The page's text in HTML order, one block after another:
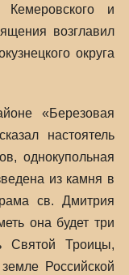
Кемеровского и
возглавил
округа
«Березовая
настоятель
однокупольная
из камня в
св. Дмитрия
она будет три
Святой Троицы,
Российской